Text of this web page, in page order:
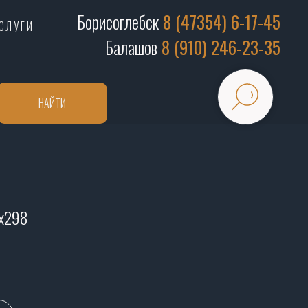
Борисоглебск8 (47354) 6-17-45
Балашов 8 (910) 246-23-35
НАЙТИ